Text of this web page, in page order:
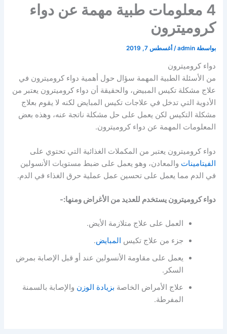
4 معلومات طبية مهمة عن دواء
كروميترون
بواسطة admin
/أغسطس 7, 2019
دواء كروميترون
من الأسئلة الطبية المهمة سؤال حول أهمية دواء كروميترون في
علاج مشكلة تكيس المبيض، والحقيقة أن دواء كروميترون يعتبر من
الأدوية التي تدخل في علاجات تكيس المبايض لكنه لا يقوم بعلاج
مشكلة التكيس لكن يعمل على حل مشكلة ناتجة عنه، وهذه بعض
المعلومات المهمة عن دواء كروميترون.
دواء كروميترون يعتبر من المكملات الغذائية التي تحتوي على
الفيتامينات والمعادن، وهو يعمل على ضبط مستويات الأنسولين
في الدم مما يعمل على تحسين عمل عملية حرق الغذاء في الدم.
دواء كروميترون يستخدم للعديد من الأغراض ومنها:-
العمل على علاج متلازمة الأيض.
جزء من علاج تكيس المبايض.
يعمل على مقاومة الأنسولين عند أو قبل الإصابة بمرض
السكر.
علاج الأمراض الخاصة بزيادة الوزن والإصابة بالسمنة
المفرطة.